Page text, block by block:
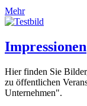
Mehr
Impressionen
Hier finden Sie
zu öffentlichen
Unternehmen".